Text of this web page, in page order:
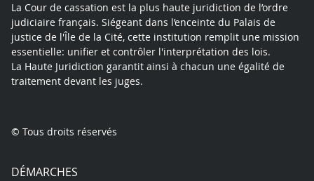
La Cour de cassation est la plus haute juridiction de l’ordre
judiciaire français. Siégeant dans l’enceinte du Palais de
justice de l'Île de la Cité, cette institution remplit une mission
essentielle: unifier et contrôler l'interprétation des lois.
La Haute Juridiction garantit ainsi à chacun une égalité de
traitement devant les juges.
© Tous droits réservés
DÉMARCHES